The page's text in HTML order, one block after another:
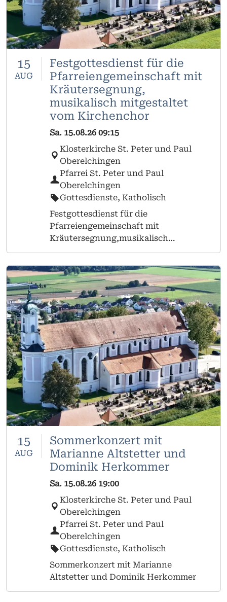
15
AUG
Festgottesdienst für die
Pfarreiengemeinschaft mit
Kräutersegnung,
musikalisch mitgestaltet
vom Kirchenchor
Sa. 15.08.26 09:15
Klosterkirche St. Peter und Paul
Oberelchingen
Pfarrei St. Peter und Paul
Oberelchingen
Gottesdienste, Katholisch
Festgottesdienst für die
Pfarreiengemeinschaft mit
Kräutersegnung,musikalisch
15
AUG
Sommerkonzert mit
Marianne Altstetter und
Dominik Herkommer
Sa. 15.08.26 19:00
Klosterkirche St. Peter und Paul
Oberelchingen
Pfarrei St. Peter und Paul
Oberelchingen
Gottesdienste, Katholisch
Sommerkonzert mit Marianne
Altstetter und Dominik Herkommer